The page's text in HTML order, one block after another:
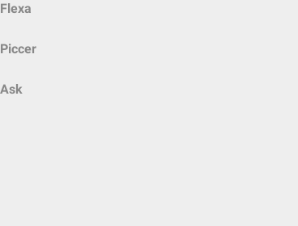
Flexa
Piccer
Ask